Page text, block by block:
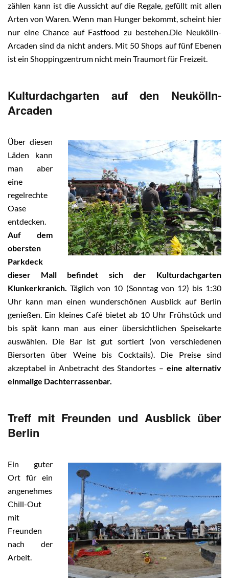
zählen kann ist die Aussicht auf die Regale, gefüllt mit allen
Arten von Waren. Wenn man Hunger bekommt, scheint hier
nur eine Chance auf Fastfood zu bestehen.Die Neukölln-
Arcaden sind da nicht anders. Mit 50 Shops auf fünf Ebenen
ist ein Shoppingzentrum nicht mein Traumort für Freizeit.
Kulturdachgarten auf den Neukölln-
Arcaden
Über diesen
Läden kann
man aber
eine
regelrechte
Oase
entdecken.
Auf dem
obersten
Parkdeck
dieser Mall befindet sich der Kulturdachgarten
Klunkerkranich. Täglich von 10 (Sonntag von 12) bis 1:30
Uhr kann man einen wunderschönen Ausblick auf Berlin
genießen. Ein kleines Café bietet ab 10 Uhr Frühstück und
bis spät kann man aus einer übersichtlichen Speisekarte
auswählen. Die Bar ist gut sortiert (von verschiedenen
Biersorten über Weine bis Cocktails). Die Preise sind
akzeptabel in Anbetracht des Standortes –eine alternativ
einmalige Dachterrassenbar.
Treff mit Freunden und Ausblick über
Berlin
Ein guter
Ort für ein
angenehmes
Chill-Out
mit
Freunden
nach der
Arbeit.